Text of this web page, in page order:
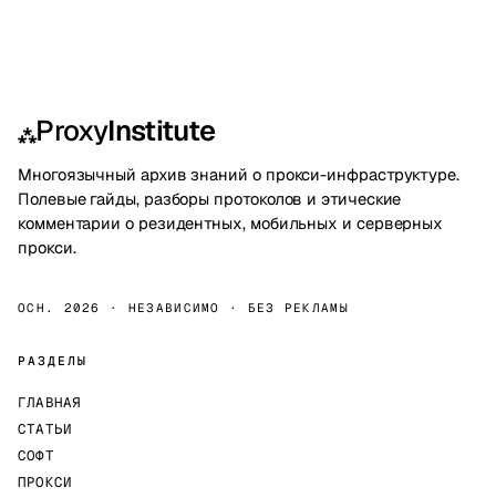
⁂ProxyInstitute
Многоязычный архив знаний о прокси-инфраструктуре.
Полевые гайды, разборы протоколов и этические
комментарии о резидентных, мобильных и серверных
прокси.
ОСН. 2026 · НЕЗАВИСИМО · БЕЗ РЕКЛАМЫ
РАЗДЕЛЫ
ГЛАВНАЯ
СТАТЬИ
СОФТ
ПРОКСИ